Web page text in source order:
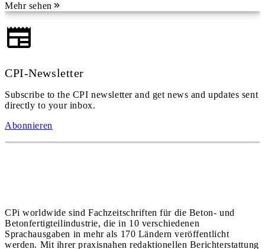
Mehr sehen
CPI-Newsletter
Subscribe to the CPI newsletter and get news and updates sent
directly to your inbox.
Abonnieren
CPi worldwide sind Fachzeitschriften für die Beton- und
Betonfertigteilindustrie, die in 10 verschiedenen
Sprachausgaben in mehr als 170 Ländern veröffentlicht
werden. Mit ihrer praxisnahen redaktionellen Berichterstattung